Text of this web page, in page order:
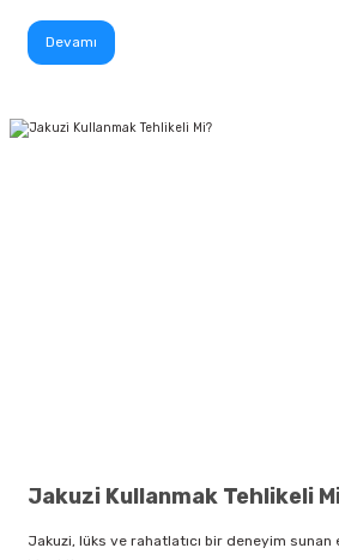
Devamı
Jakuzi Kullanmak Tehlikeli
Jakuzi, lüks ve rahatlatıcı bir deneyim sunan